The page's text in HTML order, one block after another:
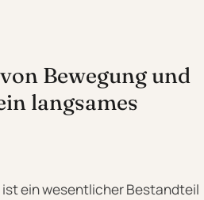
Bewegung und
langsames
ein wesentlicher Bestandteil